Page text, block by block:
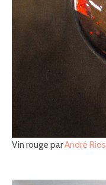
Vin rouge parAndré Rios